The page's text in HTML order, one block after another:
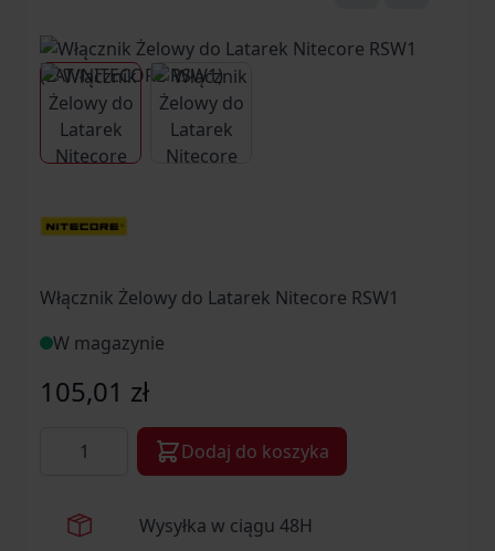
View larger imageView larger image
Włącznik Żelowy do Latarek Nitecore RSW1
W magazynie
105,01 zł
Dodaj do koszyka
Wysyłka w ciągu 48H